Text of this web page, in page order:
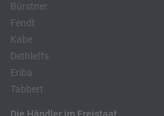
Bürstner
Fendt
Kabe
Dethleffs
Eriba
Tabbert